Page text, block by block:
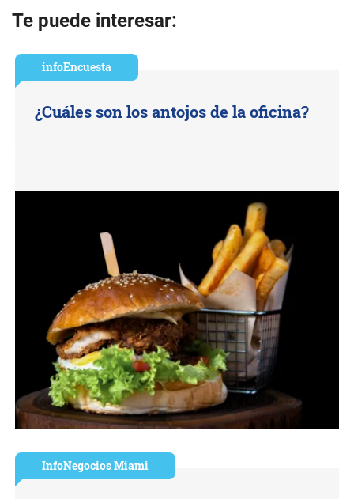
Te puede interesar:
infoEncuesta
¿Cuáles son los antojos de la oficina?
InfoNegocios Miami